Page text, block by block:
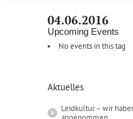
04.06.2016
Upcoming Events
No events in this tag
Aktuelles
Leidkultur – wir